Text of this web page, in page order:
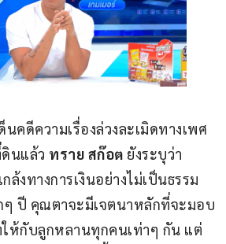
คดีความเรื่องล่วงละเมิดทางเพศ
นแล้ว ทราย สก๊อต ยังระบุว่า
ล้งทางการเงินอย่างไม่เป็นธรรม
ๆ ปี คุณตาจะมีเจตนาหลักที่จะมอบ
ห้กับลูกหลานทุกคนเท่าๆ กัน แต่